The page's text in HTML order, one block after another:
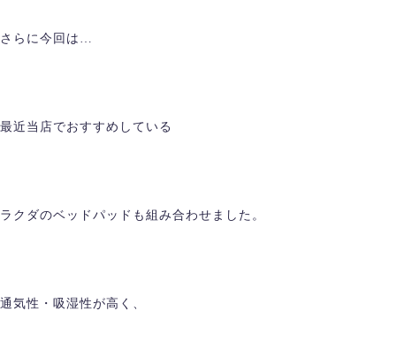
さらに今回は…
最近当店でおすすめしている
ラクダのベッドパッドも組み合わせました。
通気性・吸湿性が高く、